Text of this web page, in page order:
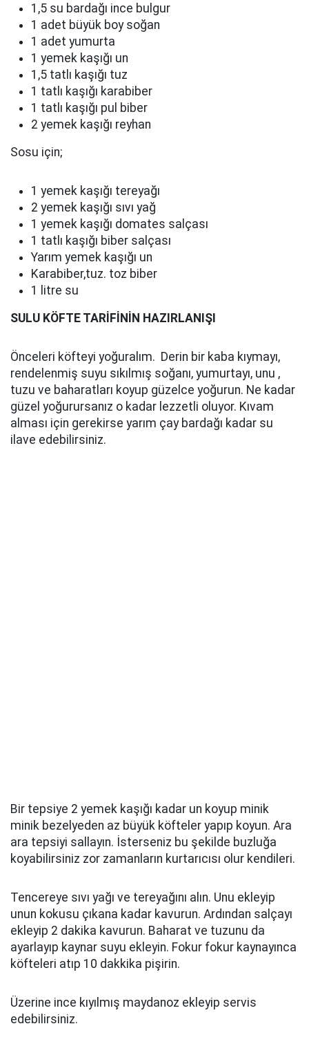
1,5 su bardağı ince bulgur
1 adet büyük boy soğan
1 adet yumurta
1 yemek kaşığı un
1,5 tatlı kaşığı tuz
1 tatlı kaşığı karabiber
1 tatlı kaşığı pul biber
2 yemek kaşığı reyhan
Sosu için;
1 yemek kaşığı tereyağı
2 yemek kaşığı sıvı yağ
1 yemek kaşığı domates salçası
1 tatlı kaşığı biber salçası
Yarım yemek kaşığı un
Karabiber,tuz. toz biber
1 litre su
SULU KÖFTE TARİFİNİN HAZIRLANIŞI
Önceleri köfteyi yoğuralım. Derin bir kaba kıymayı,
rendelenmiş suyu sıkılmış soğanı, yumurtayı, unu ,
tuzu ve baharatları koyup güzelce yoğurun. Ne kadar
güzel yoğurursanız o kadar lezzetli oluyor. Kıvam
alması için gerekirse yarım çay bardağı kadar su
ilave edebilirsiniz.
Bir tepsiye 2 yemek kaşığı kadar un koyup minik
minik bezelyeden az büyük köfteler yapıp koyun. Ara
ara tepsiyi sallayın. İsterseniz bu şekilde buzluğa
koyabilirsiniz zor zamanların kurtarıcısı olur kendileri.
Tencereye sıvı yağı ve tereyağını alın. Unu ekleyip
unun kokusu çıkana kadar kavurun. Ardından salçayı
ekleyip 2 dakika kavurun. Baharat ve tuzunu da
ayarlayıp kaynar suyu ekleyin. Fokur fokur kaynayınca
köfteleri atıp 10 dakkika pişirin.
Üzerine ince kıyılmış maydanoz ekleyip servis
edebilirsiniz.